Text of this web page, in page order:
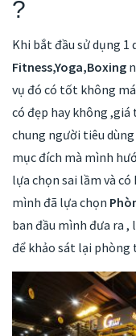
?
Khi bắt đầu sử dụng 1
Fitness,Yoga,Boxing
vụ đó có tốt không
có đẹp hay không
chung người tiêu
mục đích mà mình
lựa chọn sai lầm và
mình đã lựa chọn
ban đầu mình đưa ra
để khảo sát lại